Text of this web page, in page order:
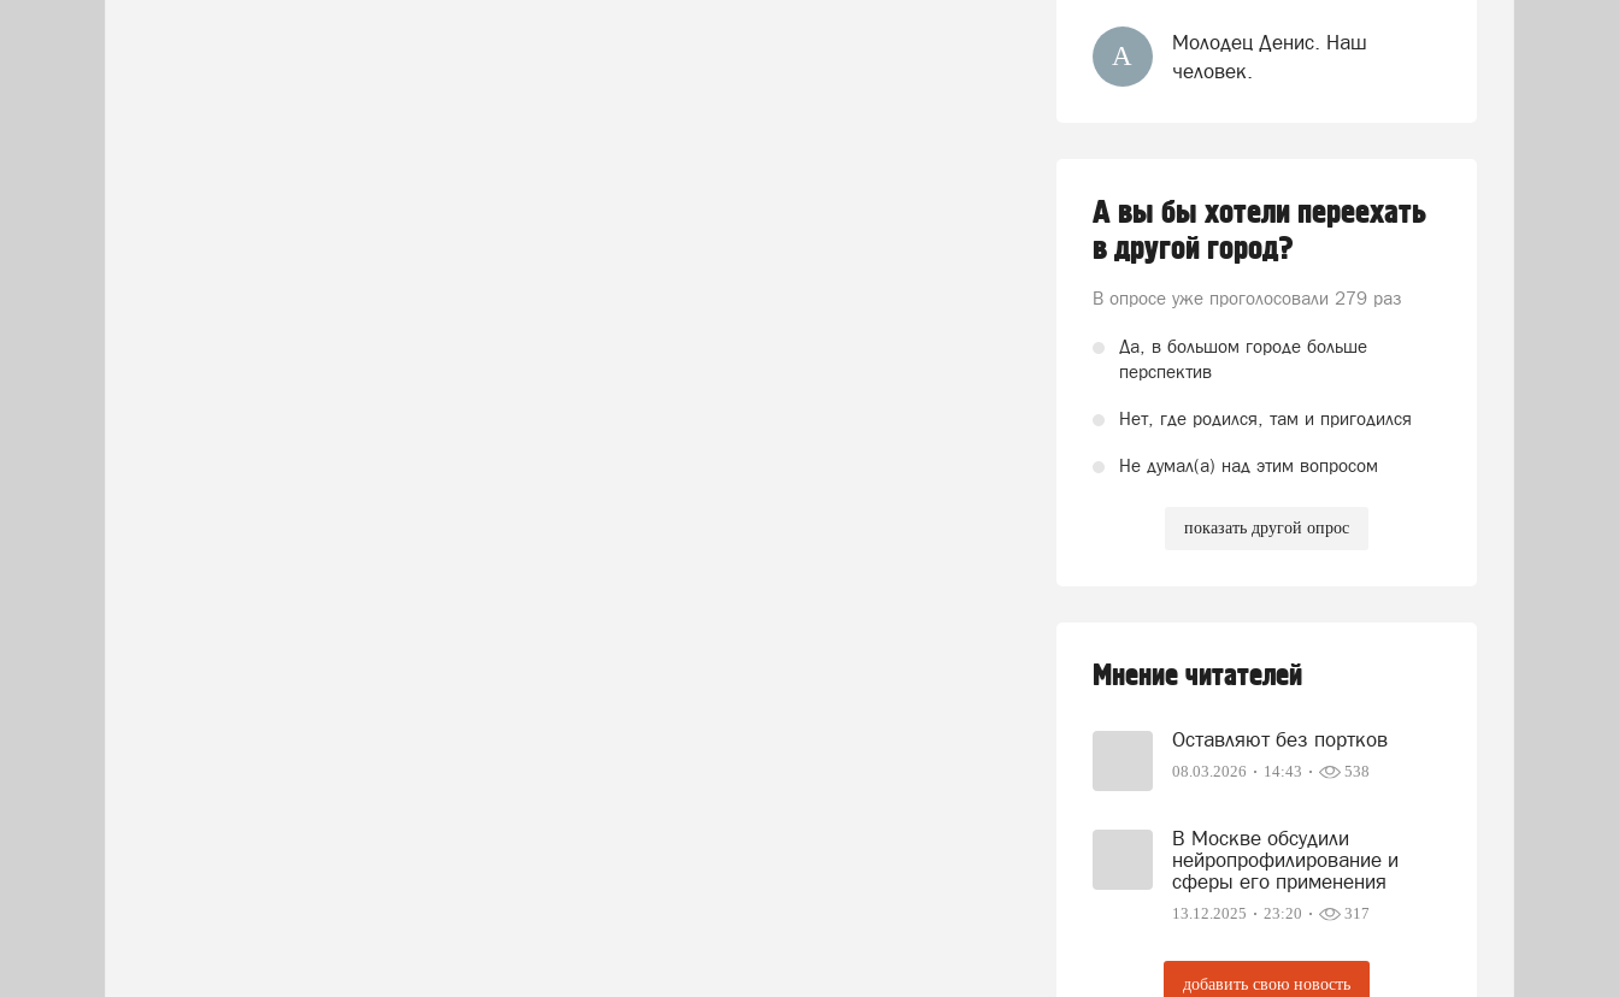
А
Молодец Денис. Наш
человек.
А вы бы хотели переехать
в другой город?
В опросе уже проголосовали 279 раз
Да, в большом городе больше
перспектив
Нет, где родился, там и пригодился
Не думал(а) над этим вопросом
показать другой опрос
Мнение читателей
Оставляют без портков
08.03.2026 14:43 538
В Москве обсудили
нейропрофилирование и
сферы его применения
13.12.2025 23:20 317
добавить свою новость